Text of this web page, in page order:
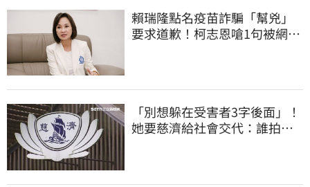
賴瑞隆點名疫苗詐騙「幫兇」
要求道歉！柯志恩嗆1句被網罵
「別想躲在受害者3字後面」！
她要慈濟給社會交代：誰拍板